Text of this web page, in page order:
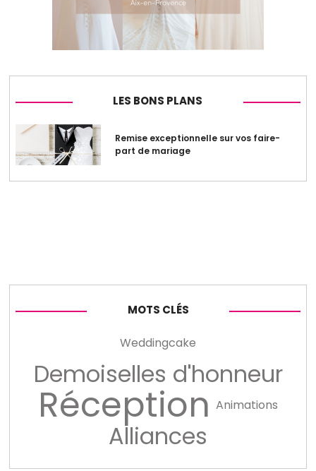
LES BONS PLANS
Remise exceptionnelle sur vos faire-
part de mariage
MOTS CLÉS
Weddingcake
Demoiselles d'honneur
Réception Animations
Alliances